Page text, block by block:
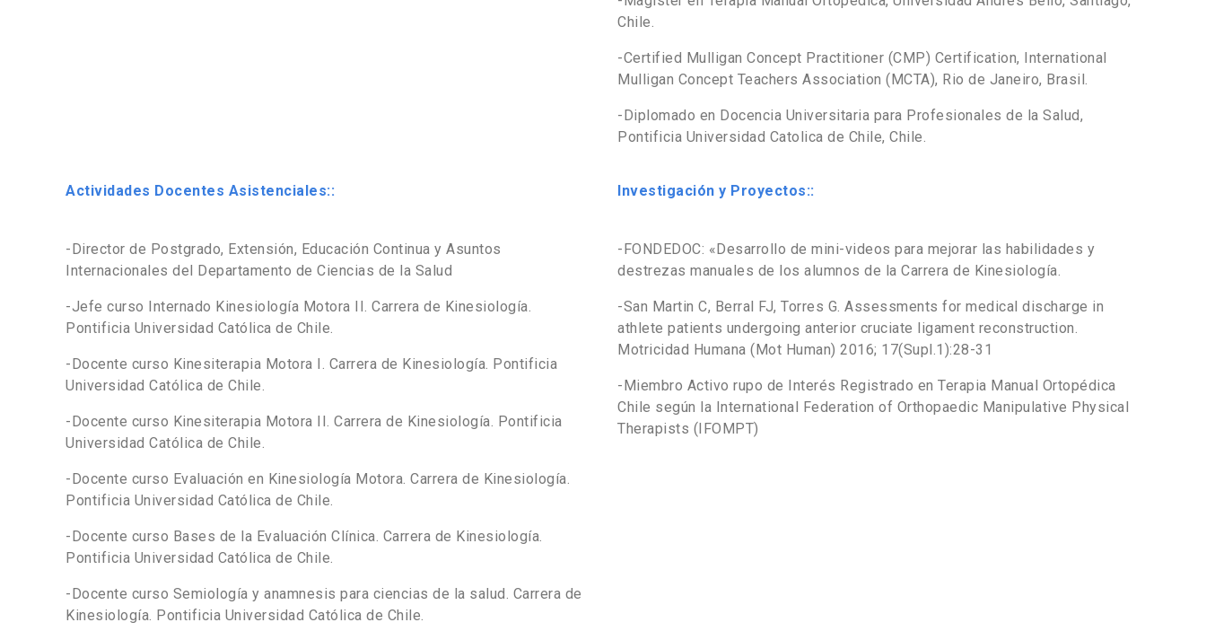
Chile.
-Certified Mulligan Concept Practitioner (CMP) Certification, International
Mulligan Concept Teachers Association (MCTA), Rio de Janeiro, Brasil.
-Diplomado en Docencia Universitaria para Profesionales de la Salud,
Pontificia Universidad Catolica de Chile, Chile.
Actividades Docentes Asistenciales::
-Director de Postgrado, Extensión, Educación Continua y Asuntos
Internacionales del Departamento de Ciencias de la Salud
-Jefe curso Internado Kinesiología Motora II. Carrera de Kinesiología.
Pontificia Universidad Católica de Chile.
-Docente curso Kinesiterapia Motora I. Carrera de Kinesiología. Pontificia
Universidad Católica de Chile.
-Docente curso Kinesiterapia Motora II. Carrera de Kinesiología. Pontificia
Universidad Católica de Chile.
-Docente curso Evaluación en Kinesiología Motora. Carrera de Kinesiología.
Pontificia Universidad Católica de Chile.
-Docente curso Bases de la Evaluación Clínica. Carrera de Kinesiología.
Pontificia Universidad Católica de Chile.
-Docente curso Semiología y anamnesis para ciencias de la salud. Carrera de
Kinesiología. Pontificia Universidad Católica de Chile.
Investigación y Proyectos::
-FONDEDOC: «Desarrollo de mini-videos para mejorar las habilidades y
destrezas manuales de los alumnos de la Carrera de Kinesiología.
-San Martin C, Berral FJ, Torres G. Assessments for medical discharge in
athlete patients undergoing anterior cruciate ligament reconstruction.
Motricidad Humana (Mot Human) 2016; 17(Supl.1):28-31
-Miembro Activo rupo de Interés Registrado en Terapia Manual Ortopédica
Chile según la International Federation of Orthopaedic Manipulative Physical
Therapists (IFOMPT)